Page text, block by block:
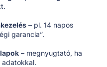
– pl. 14 napos
garancia”.
– megnyugtató, ha